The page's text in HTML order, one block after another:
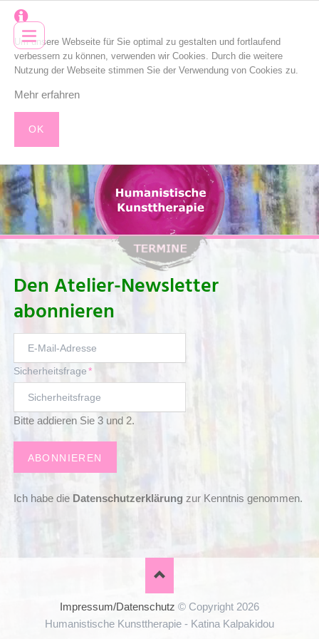
Um unsere Webseite für Sie optimal zu gestalten und fortlaufend
verbessern zu können, verwenden wir Cookies. Durch die weitere
Nutzung der Webseite stimmen Sie der Verwendung von Cookies zu.
Mehr erfahren
OK
Den Atelier-Newsletter
abonnieren
Adresse
Pflichtfeld
Sicherheitsfrage*
Bitte addieren Sie 3 und 2.
Ich habe die Datenschutzerklärung zur Kenntnis genommen.
Impressum/Datenschutz © Copyright 2026
Humanistische Kunsttherapie - Katina Kalpakidou